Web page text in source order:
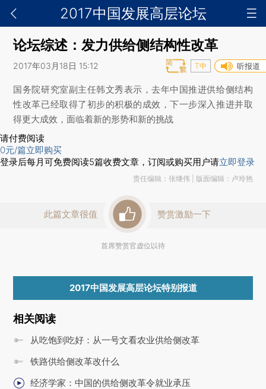
2017中国发展高层论坛
论坛综述：发力供给侧结构性改革
2017年03月18日 15:12 听报道
T中
国务院研究室副主任韩文秀表示，去年中国推进供给侧结构
性改革已经取得了初步的积极的成效，下一步深入推进并取
得更大成效，面临着新的形势和新的挑战
请付费阅读
0元/篇立即购买
登录后每月可免费阅读5篇收费文章，订阅或购买用户请立即登录
责任编辑：张继伟 | 版面编辑：卢玲艳
此篇文章很值 赞赏激励一下
首席赞赏官虚位以待
2017中国发展高层论坛特别报道
相关阅读
从吃饱到吃好：从一号文看农业供给侧改革
铁路供给侧改革改什么
经济学家：中国的供给侧改革令就业承压